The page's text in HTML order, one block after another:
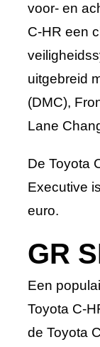
voor- en
C-HR een
uitgebreid
(DMC),
Lane
De Toyota
Executive
euro.
GR
Een
Toyota C-
de Toyota